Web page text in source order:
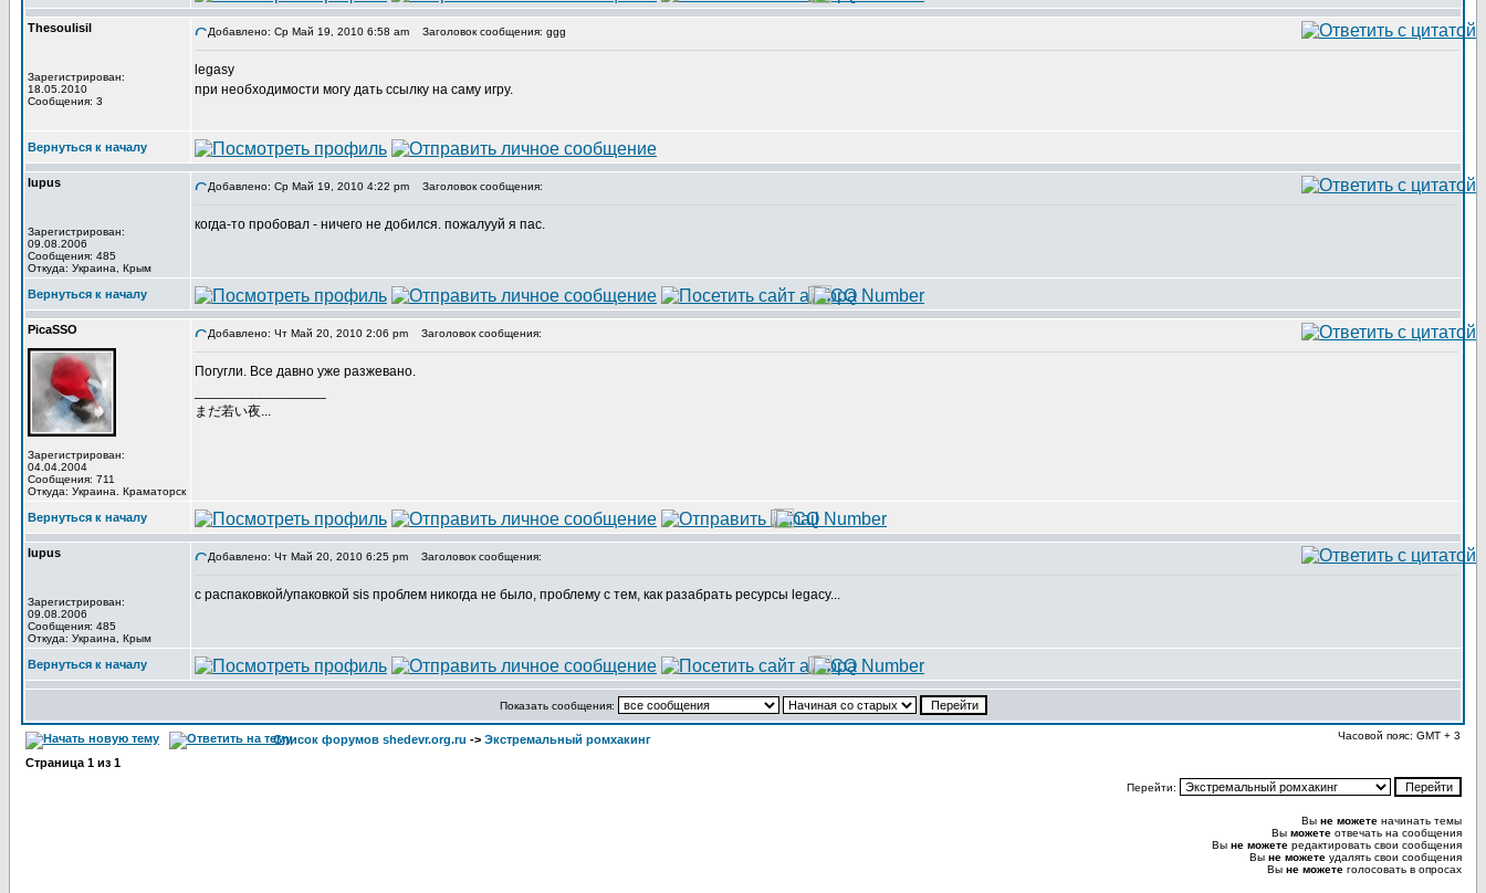
Thesoulisil
Зарегистрирован:
18.05.2010
Сообщения: 3
Добавлено: Ср Май 19, 2010 6:58 am Заголовок сообщения: ggg
legasy
при необходимости могу дать ссылку на саму игру.
Вернуться к началу
lupus
Зарегистрирован:
09.08.2006
Сообщения: 485
Откуда: Украина, Крым
Добавлено: Ср Май 19, 2010 4:22 pm Заголовок сообщения:
когда-то пробовал - ничего не добился. пожалууй я пас.
Вернуться к началу
PicaSSO
Зарегистрирован:
04.04.2004
Сообщения: 711
Откуда: Украина. Краматорск
Добавлено: Чт Май 20, 2010 2:06 pm Заголовок сообщения:
Погугли. Все давно уже разжевано.
まだ若い夜...
Вернуться к началу
lupus
Зарегистрирован:
09.08.2006
Сообщения: 485
Откуда: Украина, Крым
Добавлено: Чт Май 20, 2010 6:25 pm Заголовок сообщения:
с распаковкой/упаковкой sis проблем никогда не было, проблему с тем, как разабрать ресурсы legacy...
Вернуться к началу
Показать сообщения:
Список форумов shedevr.org.ru -> Экстремальный ромхакинг Часовой пояс: GMT + 3
Страница 1 из 1
Перейти:
Вы не можете начинать темы
Вы можете отвечать на сообщения
Вы не можете редактировать свои сообщения
Вы не можете удалять свои сообщения
Вы не можете голосовать в опросах